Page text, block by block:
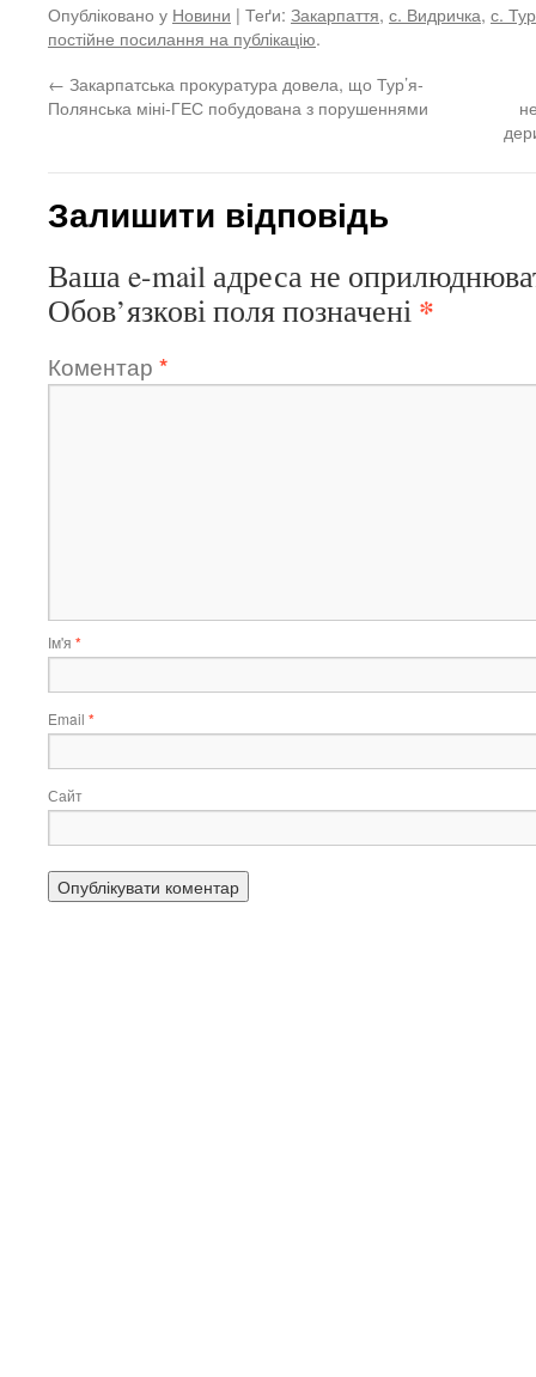
Опубліковано у Новини | Теґи: Закарпаття, с. Видричка, с.
постійне посилання на публікацію.
← Закарпатська прокуратура довела, що Тур’я-
Полянська міні-ГЕС побудована з порушеннями
Залишити відповідь
Ваша e-mail адреса не
Обов’язкові поля позначені *
Коментар *
Ім'я *
Email *
Сайт